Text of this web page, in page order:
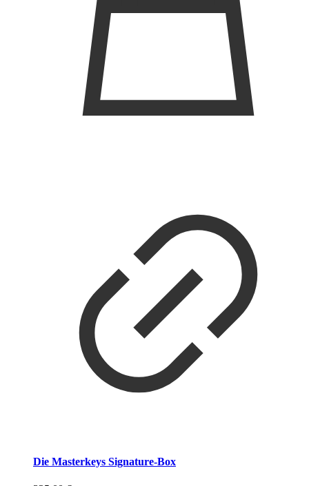
Die Masterkeys Signature-Box